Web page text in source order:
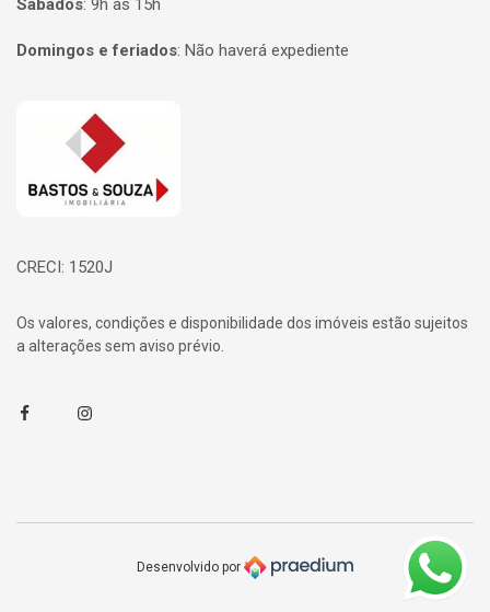
Sábados: 9h às 15h
Domingos e feriados: Não haverá expediente
Página inicial
CRECI: 1520J
Os valores, condições e disponibilidade dos imóveis estão sujeitos
a alterações sem aviso prévio.
FacebookInstagram
Desenvolvido por